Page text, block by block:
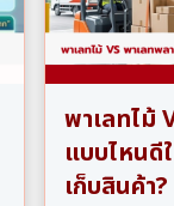
พาเลทไม้
แบบไหนดี
เก็บสินค้า?